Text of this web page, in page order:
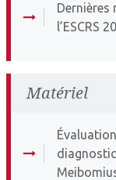
Dernières
l’ESCRS
Matériel